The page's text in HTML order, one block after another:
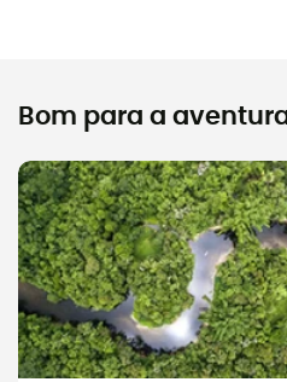
Bom para a